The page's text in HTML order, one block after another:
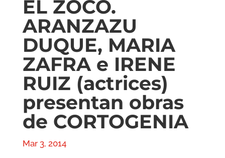
EL ZOCO.
ARANZAZU
DUQUE, MARIA
ZAFRA e IRENE
RUIZ (actrices)
presentan obras
de CORTOGENIA
Mar 3, 2014